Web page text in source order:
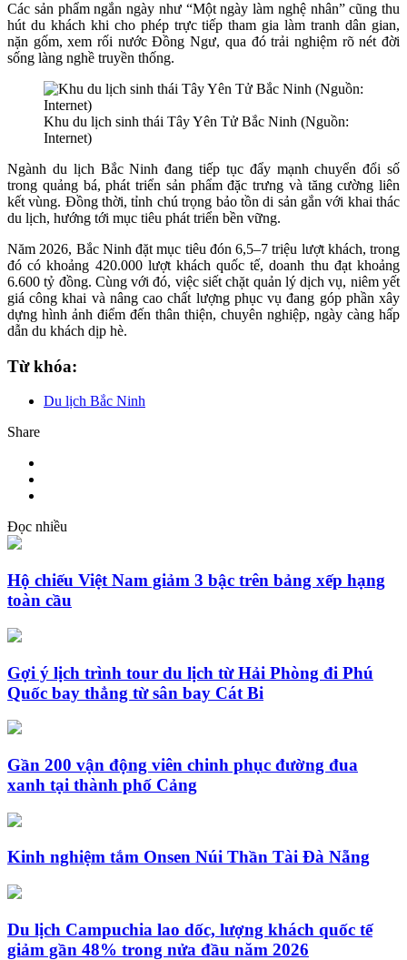
Các sản phẩm ngắn ngày như “Một ngày làm nghệ nhân” cũng thu
hút du khách khi cho phép trực tiếp tham gia làm tranh dân gian,
nặn gốm, xem rối nước Đồng Ngư, qua đó trải nghiệm rõ nét đời
sống làng nghề truyền thống.
Khu du lịch sinh thái Tây Yên Tử Bắc Ninh (Nguồn:
Internet)
Ngành du lịch Bắc Ninh đang tiếp tục đẩy mạnh chuyển đổi số
trong quảng bá, phát triển sản phẩm đặc trưng và tăng cường liên
kết vùng. Đồng thời, tỉnh chú trọng bảo tồn di sản gắn với khai thác
du lịch, hướng tới mục tiêu phát triển bền vững.
Năm 2026, Bắc Ninh đặt mục tiêu đón 6,5–7 triệu lượt khách, trong
đó có khoảng 420.000 lượt khách quốc tế, doanh thu đạt khoảng
6.600 tỷ đồng. Cùng với đó, việc siết chặt quản lý dịch vụ, niêm yết
giá công khai và nâng cao chất lượng phục vụ đang góp phần xây
dựng hình ảnh điểm đến thân thiện, chuyên nghiệp, ngày càng hấp
dẫn du khách dịp hè.
Từ khóa:
Du lịch Bắc Ninh
Share
Đọc nhiều
Hộ chiếu Việt Nam giảm 3 bậc trên bảng xếp hạng
toàn cầu
Gợi ý lịch trình tour du lịch từ Hải Phòng đi Phú
Quốc bay thẳng từ sân bay Cát Bi
Gần 200 vận động viên chinh phục đường đua
xanh tại thành phố Cảng
Kinh nghiệm tắm Onsen Núi Thần Tài Đà Nẵng
Du lịch Campuchia lao dốc, lượng khách quốc tế
giảm gần 48% trong nửa đầu năm 2026